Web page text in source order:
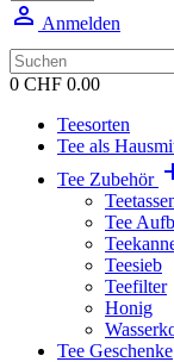
 Anmelden
0 CHF 0.00
Teesorten
Tee als
Tee Zubehör
Tee
Teesieb
Teefilter
Honig
Tee Geschenke